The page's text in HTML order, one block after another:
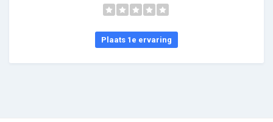
Plaats 1e ervaring